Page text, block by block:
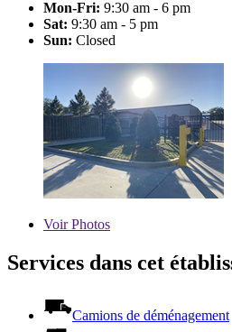
Mon-Fri: 9:30 am - 6 pm
Sat: 9:30 am - 5 pm
Sun: Closed
VoirPhotos
Services dans cet
Camions de déménagement